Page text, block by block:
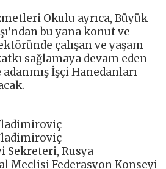
Okulu ayrıca, Büyük
bu yana konut ve
çalışan ve yaşam
sağlamaya devam eden
İşçi Hanedanları
Sekreteri, Rusya
Meclisi Federasyon Konseyi